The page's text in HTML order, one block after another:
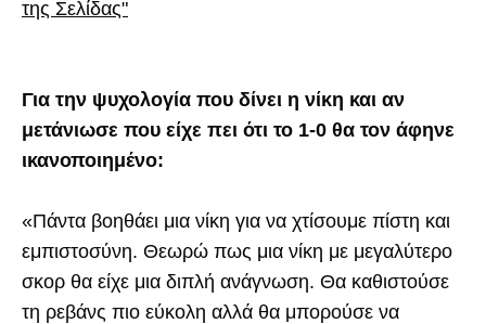
της Σελίδας"
Για την ψυχολογία που δίνει η νίκη και αν
μετάνιωσε που είχε πει ότι το 1-0 θα τον άφηνε
ικανοποιημένο:
«Πάντα βοηθάει μια νίκη για να χτίσουμε πίστη και
εμπιστοσύνη. Θεωρώ πως μια νίκη με μεγαλύτερο
σκορ θα είχε μια διπλή ανάγνωση. Θα καθιστούσε
τη ρεβάνς πιο εύκολη αλλά θα μπορούσε να